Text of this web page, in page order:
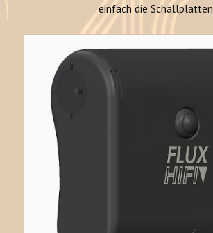
einfach die Schallplatten